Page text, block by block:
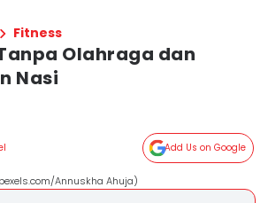
Fitness
Olahraga dan
Nasi
Add Us on Google
Annuskha Ahuja)